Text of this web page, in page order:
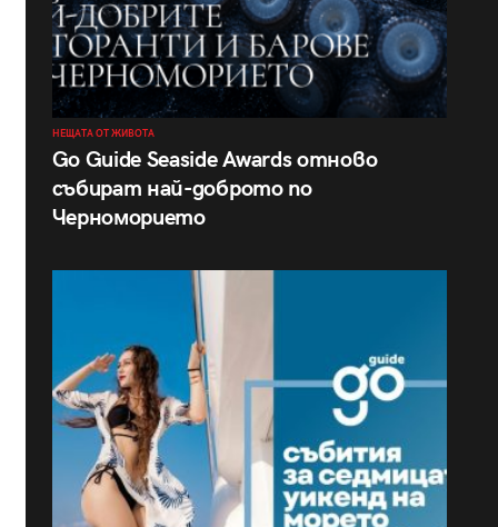
НЕЩАТА ОТ ЖИВОТА
Go Guide Seaside Awards отново
събират най-доброто по
Черноморието